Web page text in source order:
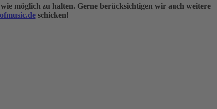
möglich zu halten. Gerne berücksichtigen wir auch weitere
schicken!